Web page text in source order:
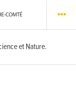
et Nature.